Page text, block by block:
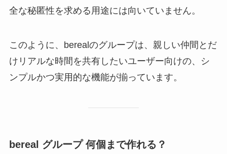
全な秘匿性を求める用途には向いていません。
このように、berealのグループは、親しい仲間とだ
けリアルな時間を共有したいユーザー向けの、シ
ンプルかつ実用的な機能が揃っています。
bereal グループ 何個まで作れる？